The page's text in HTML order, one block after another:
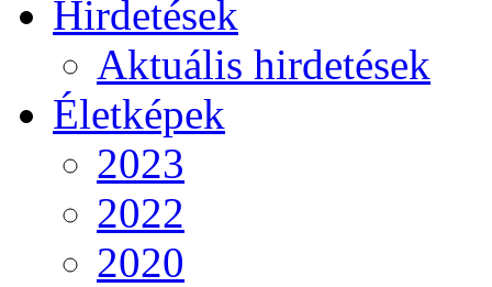
Hirdetések
Aktuális hirdetések
Életképek
2023
2022
2020